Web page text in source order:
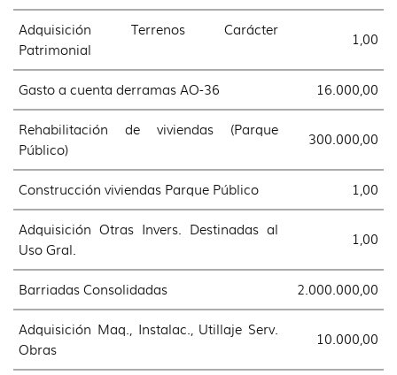
Adquisición Terrenos Carácter
Patrimonial
1,00
Gasto a cuenta derramas AO-36 16.000,00
Rehabilitación de viviendas (Parque
Público)
300.000,00
Construcción viviendas Parque Público 1,00
Adquisición Otras Invers. Destinadas al
Uso Gral.
1,00
Barriadas Consolidadas 2.000.000,00
Adquisición Maq., Instalac., Utillaje Serv.
Obras
10.000,00